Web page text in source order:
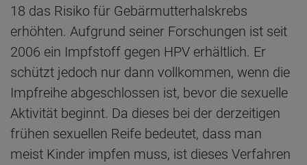
18 das Risiko für Gebärmutterhalskrebs
erhöhten. Aufgrund seiner Forschungen ist seit
2006 ein Impfstoff gegen HPV erhältlich. Er
schützt jedoch nur dann vollkommen, wenn die
Impfreihe abgeschlossen ist, bevor die sexuelle
Aktivität beginnt. Da dieses bei der derzeitigen
frühen sexuellen Reife bedeutet, dass man
meist Kinder impfen muss, ist dieses Verfahren